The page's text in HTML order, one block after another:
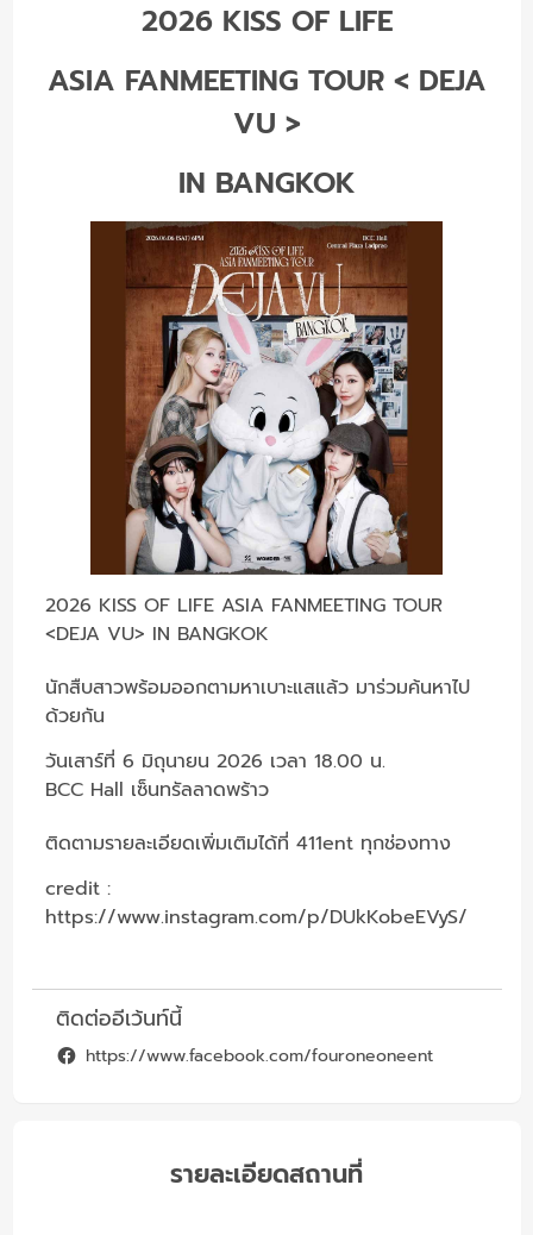
2026 KISS OF LIFE
ASIA FANMEETING TOUR < DEJA
VU >
IN BANGKOK
2026 KISS OF LIFE ASIA FANMEETING TOUR
<DEJA VU> IN BANGKOK
นักสืบสาวพร้อมออกตามหาเบาะแสแล้ว มาร่วมค้นหาไป
ด้วยกัน
วันเสาร์ที่ 6 มิถุนายน 2026 เวลา 18.00 น.
BCC Hall เซ็นทรัลลาดพร้าว
ติดตามรายละเอียดเพิ่มเติมได้ที่ 411ent ทุกช่องทาง
credit :
https://www.instagram.com/p/DUkKobeEVyS/
ติดต่ออีเว้นท์นี้
https://www.facebook.com/fouroneoneent
รายละเอียดสถานที่